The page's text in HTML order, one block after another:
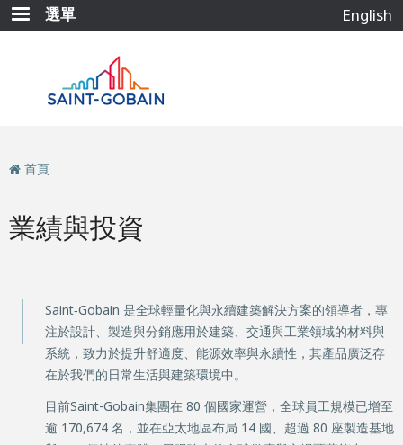
移
至
選單 English
首頁
業績與投資
Saint‑Gobain 是全球輕量化與永續建築解決方案的領導者，專
注於設計、製造與分銷應用於建築、交通與工業領域的材料與
系統，致力於提升舒適度、能源效率與永續性，其產品廣泛存
在於我們的日常生活與建築環境中。
目前Saint-Gobain集團在 80 個國家運營，全球員工規模已增至
逾 170,674 名，並在亞太地區布局 14 國、超過 80 座製造基地